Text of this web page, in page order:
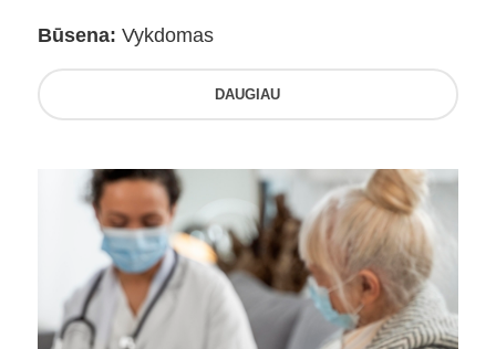
Būsena: Vykdomas
DAUGIAU